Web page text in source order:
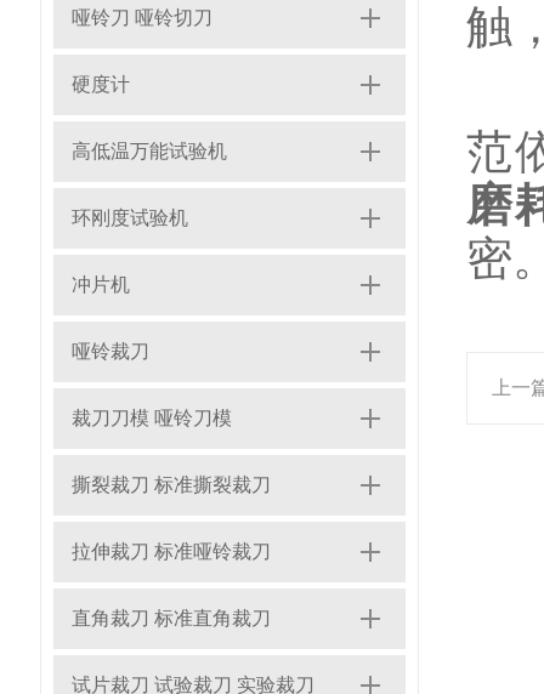
哑铃刀 哑铃切刀
硬度计
高低温万能试验机
环刚度试验机
冲片机
哑铃裁刀
裁刀刀模 哑铃刀模
撕裂裁刀 标准撕裂裁刀
拉伸裁刀 标准哑铃裁刀
直角裁刀 标准直角裁刀
试片裁刀 试验裁刀 实验裁刀
触
范
磨
密
上一